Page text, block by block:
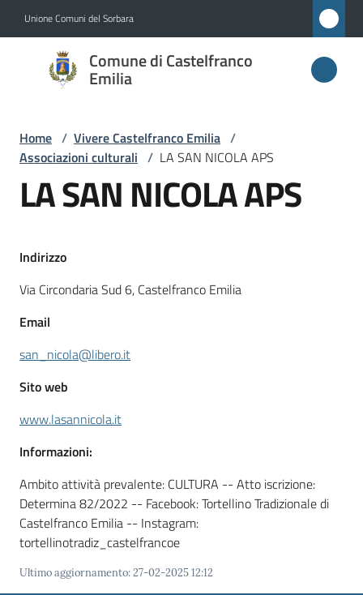
Unione Comuni del Sorbara
Comune di Castelfranco
Emilia
Comune di
Castelfranco
Servizi
Castelfranco
Emilia
Menu selezionato
Tutti
argomenti...
su
Home / Vivere Castelfranco Emilia /
Associazioni culturali / LA SAN NICOLA APS
LA SAN NICOLA APS
Indirizzo
Via Circondaria Sud 6, Castelfranco Emilia
Email
san_nicola@libero.it
Sito web
www.lasannicola.it
Informazioni:
Ambito attività prevalente: CULTURA -- Atto iscrizione:
Determina 82/2022 -- Facebook: Tortellino Tradizionale di
Castelfranco Emilia -- Instagram:
tortellinotradiz_castelfrancoe
Ultimo aggiornamento:27-02-2025 12:12